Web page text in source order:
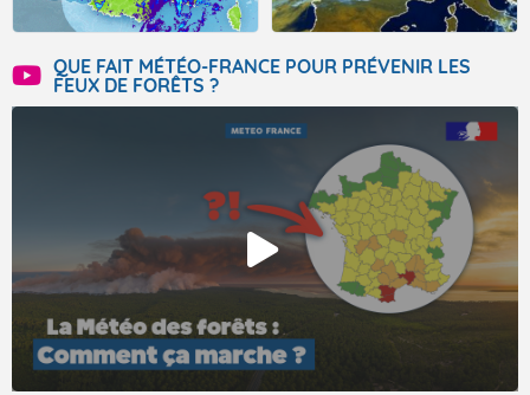
QUE FAIT MÉTÉO-FRANCE POUR PRÉVENIR LES
FEUX DE FORÊTS ?